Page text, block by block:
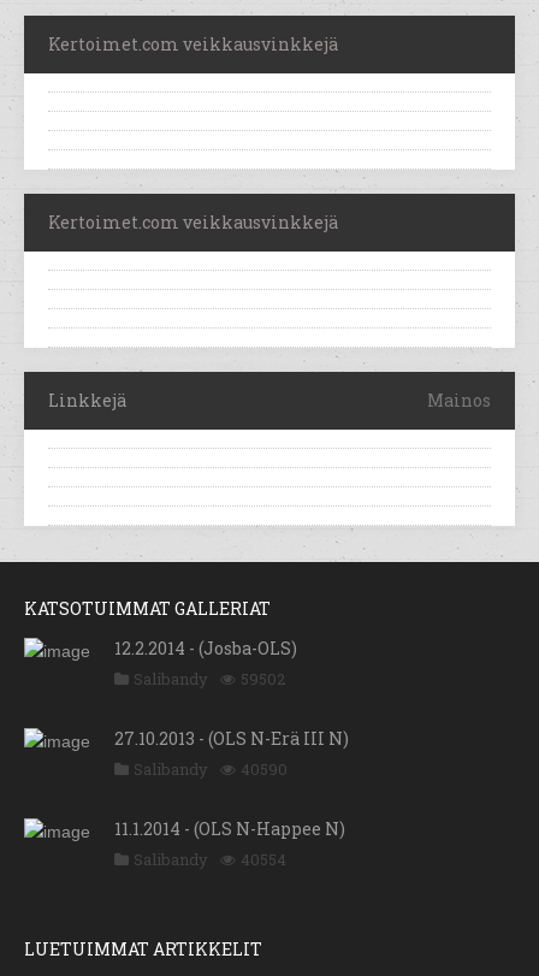
Kertoimet.com veikkausvinkkejä
Kertoimet.com veikkausvinkkejä
Linkkejä Mainos
KATSOTUIMMAT GALLERIAT
12.2.2014 - (Josba-OLS)
Salibandy 59502
27.10.2013 - (OLS N-Erä III N)
Salibandy 40590
11.1.2014 - (OLS N-Happee N)
Salibandy 40554
LUETUIMMAT ARTIKKELIT